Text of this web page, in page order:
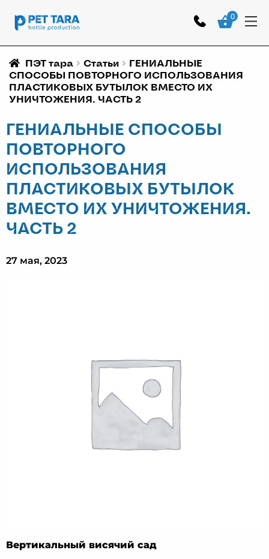
0
ПЭТ тара Статьи
ГЕНИАЛЬНЫЕ
СПОСОБЫ ПОВТОРНОГО ИСПОЛЬЗОВАНИЯ
ПЛАСТИКОВЫХ БУТЫЛОК ВМЕСТО ИХ
УНИЧТОЖЕНИЯ. ЧАСТЬ 2
ГЕНИАЛЬНЫЕ СПОСОБЫ
ПОВТОРНОГО
ИСПОЛЬЗОВАНИЯ
ПЛАСТИКОВЫХ БУТЫЛОК
ВМЕСТО ИХ УНИЧТОЖЕНИЯ.
ЧАСТЬ 2
27 мая, 2023
Вертикальный висячий сад